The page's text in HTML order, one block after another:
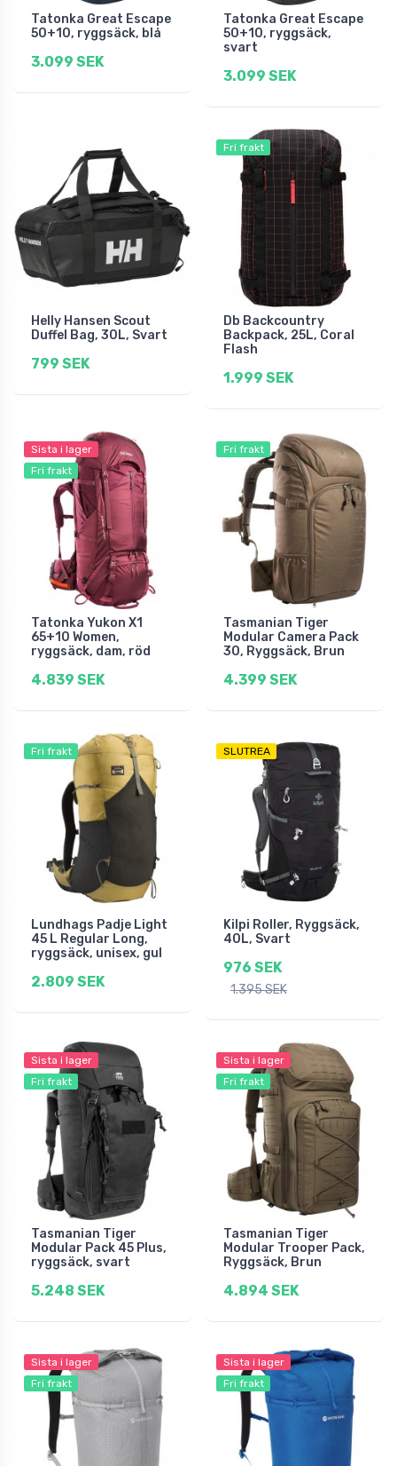
Tatonka Great Escape
50+10, ryggsäck, blå
3.099 SEK
Tatonka Great Escape
50+10, ryggsäck,
svart
3.099 SEK
Helly Hansen Scout
Duffel Bag, 30L, Svart
799 SEK
Fri frakt
Db Backcountry
Backpack, 25L, Coral
Flash
1.999 SEK
Sista i lager
Fri frakt
Tatonka Yukon X1
65+10 Women,
ryggsäck, dam, röd
4.839 SEK
Fri frakt
Tasmanian Tiger
Modular Camera Pack
30, Ryggsäck, Brun
4.399 SEK
Fri frakt
Lundhags Padje Light
45 L Regular Long,
ryggsäck, unisex, gul
2.809 SEK
SLUTREA
Kilpi Roller, Ryggsäck,
40L, Svart
976 SEK
1.395 SEK
Sista i lager
Fri frakt
Tasmanian Tiger
Modular Pack 45 Plus,
ryggsäck, svart
5.248 SEK
Sista i lager
Fri frakt
Tasmanian Tiger
Modular Trooper Pack,
Ryggsäck, Brun
4.894 SEK
Sista i lager
Fri frakt
Sista i lager
Fri frakt